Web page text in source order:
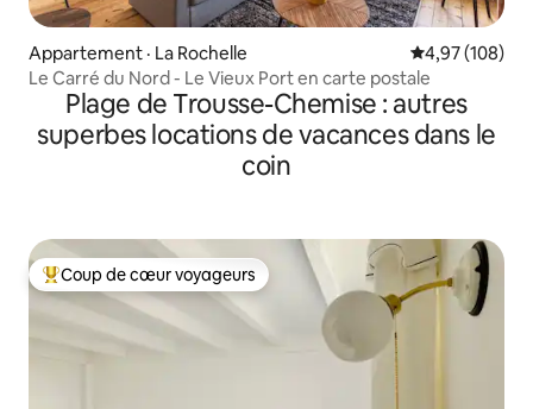
Appartement · La Rochelle Note
4,97 (108)
Le Carré du Nord - Le Vieux Port en carte postale
Plage de Trousse-Chemise : autres
superbes locations de vacances dans le
coin
Coup de cœur voyageurs parmi les plus aimés
Coup de cœur voyageurs